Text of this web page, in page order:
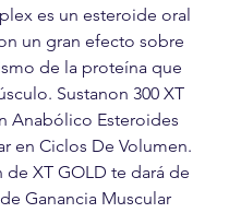
es un esteroide oral
un gran efecto sobre
de la proteína que
Sustanon 300 XT
Anabólico Esteroides
en Ciclos De Volumen.
de XT GOLD te dará de
Ganancia Muscular